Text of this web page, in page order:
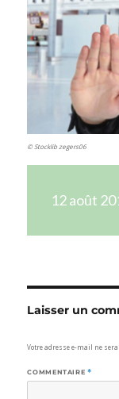
© Stocklib zegers06
le
12 août
Laisser un
Votre adresse e-mail ne
COMMENTAIRE *